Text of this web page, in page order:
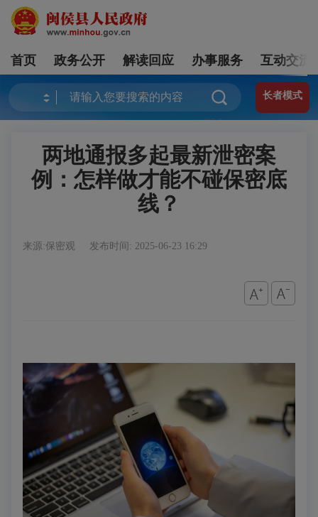
首页 政务公开 解读回应 办事服务 互动交流
长者模式
两地通报多起最新泄密案
例：怎样做才能不碰保密底
线？
来源:保密观 发布时间: 2025-06-23 16:29